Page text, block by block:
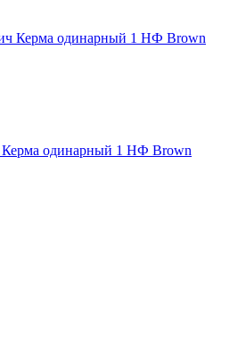
одинарный 1 НФ Brown